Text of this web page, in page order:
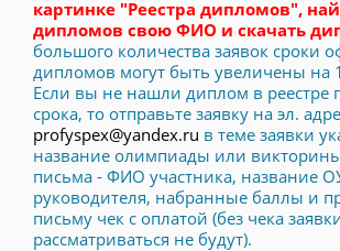
картинке "Реестра дипломов",
дипломов свою ФИО и скачать
большого количества заявок сроки
дипломов могут быть увеличены на
Если вы не нашли диплом в реестре
срока, то отправьте заявку на эл.
profyspex@yandex.ru в теме заявки
название олимпиады или
письма - ФИО участника, название
руководителя, набранные баллы и
письму чек с оплатой (без чека
рассматриваться не будут).